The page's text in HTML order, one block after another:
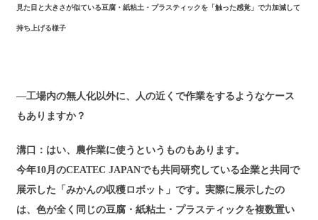
見た目と大きさが似ている豆腐・紙粘土・プラスティックを「触った感覚」で力加減して
持ち上げる様子
―工場内の無人化以外に、人の近くで作業をするようなケース
もありますか？
溝口：はい、農作業に使うというものもあります。
今年10月のCEATEC JAPANでも共同研究している企業と共同で
展示した「みかんの収穫ロボット」です。実際に展示したの
は、色が全く同じの豆腐・紙粘土・プラスティックを複数置い